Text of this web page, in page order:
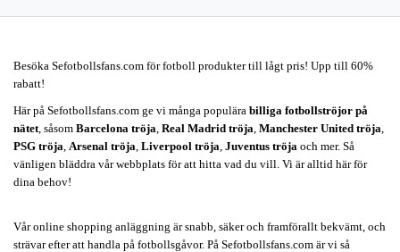
Besöka Sefotbollsfans.com för fotboll produkter till lågt pris! Upp till 60%
rabatt!
Här på Sefotbollsfans.com ge vi många populära billiga fotbollströjor på
nätet, såsom Barcelona tröja, Real Madrid tröja, Manchester United tröja,
PSG tröja, Arsenal tröja, Liverpool tröja, Juventus tröja och mer. Så
vänligen bläddra vår webbplats för att hitta vad du vill. Vi är alltid här för
dina behov!
Vår online shopping anläggning är snabb, säker och framförallt bekvämt, och
strävar efter att handla på fotbollsgåvor. På Sefotbollsfans.com är vi så